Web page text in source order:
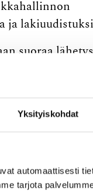
Yksityiskohdat
automaattisesti
tarjota
ja
suoraa